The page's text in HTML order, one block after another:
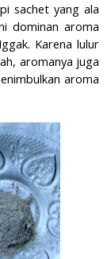
sachet yang ala
dominan aroma
Karena lulur
aromanya juga
aroma